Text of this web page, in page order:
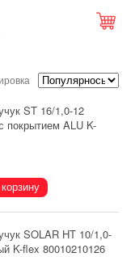
ST 16/1,0-12
покрытием ALU K-
SOLAR HT 10/1,0-
K-flex 80010210126